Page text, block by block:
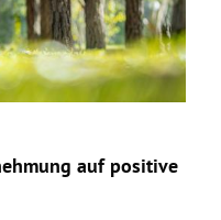
auf positive